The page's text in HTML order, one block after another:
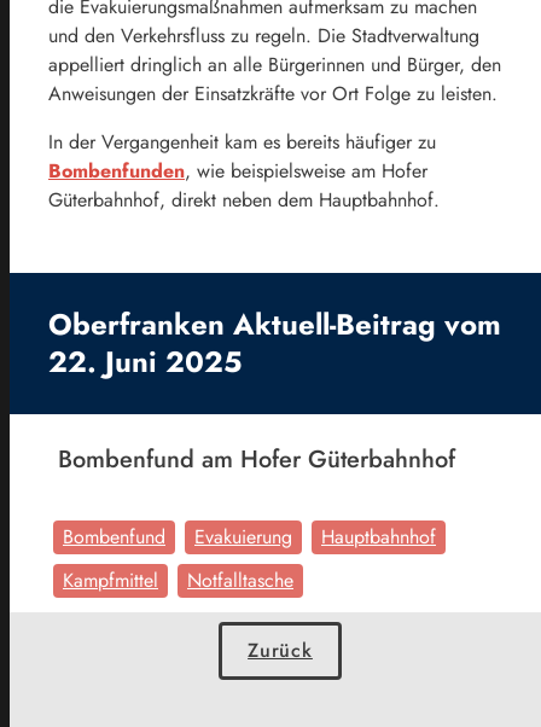
die Evakuierungsmaßnahmen aufmerksam zu machen
und den Verkehrsfluss zu regeln. Die Stadtverwaltung
appelliert dringlich an alle Bürgerinnen und Bürger, den
Anweisungen der Einsatzkräfte vor Ort Folge zu leisten.
In der Vergangenheit kam es bereits häufiger zu
Bombenfunden, wie beispielsweise am Hofer
Güterbahnhof, direkt neben dem Hauptbahnhof.
Oberfranken Aktuell-Beitrag vom
22. Juni 2025
Bombenfund am Hofer Güterbahnhof
Bombenfund Evakuierung
Hauptbahnhof
Kampfmittel
Notfalltasche
Zurück